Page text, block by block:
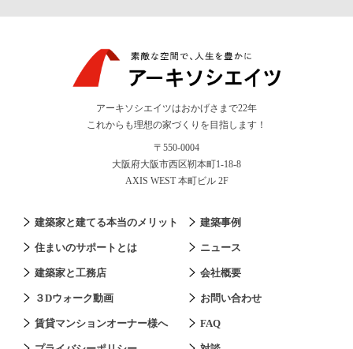
アーキソシエイツはおかげさまで22年
これからも理想の家づくりを目指します！
〒550-0004
大阪府大阪市西区靭本町1-18-8
AXIS WEST 本町ビル 2F
建築家と建てる本当のメリット 建築事例
住まいのサポートとは ニュース
建築家と工務店 会社概要
３Dウォーク動画 お問い合わせ
賃貸マンションオーナー様へ FAQ